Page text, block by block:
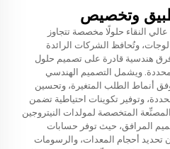
وتخصيص
النقاء حلولًا مخصصة تتجاوز
وتُحافظ الشركات الرائدة
هندسية قادرة على تصميم حلول
ويشمل التصميم الهندسي
أنماط الطلب المتغيرة، وتحسين
وتوفير تكوينات احتياطية تضمن
المتخصصة لمولدات النيتروجين
المرافق، حيث توفر حسابات
تحديد أحجام المعدات، والرسومات